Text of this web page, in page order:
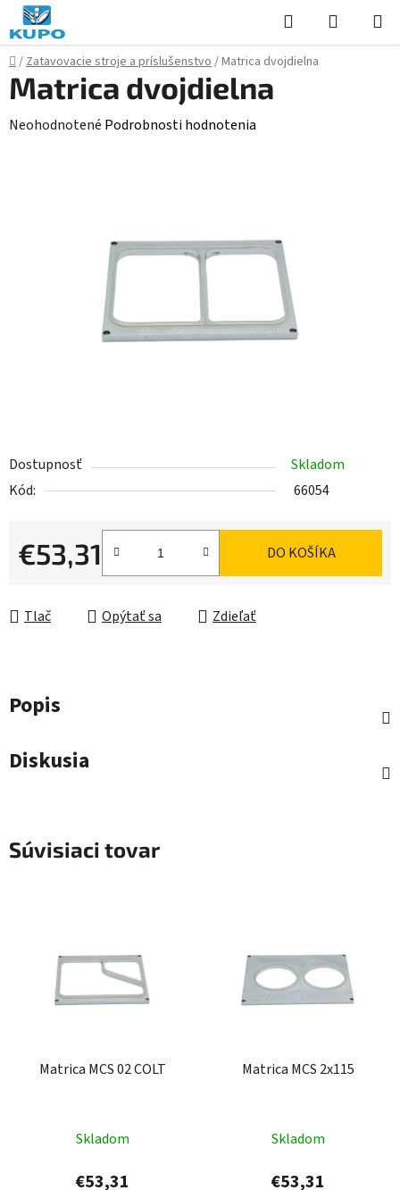
Prejsť
na
obsah
Hľadať
KOŠÍK
Domov
/Zatavovacie stroje a príslušenstvo/Matrica dvojdielna
Dostupnosť
Skladom
Kód:
66054
€53,31
Jednotková cena:
DO KOŠÍKA
Tlač Opýtať sa Zdieľať
Matrica dvojdielna
Priemerné
Neohodnotené Podrobnosti hodnotenia
Popis
Diskusia
Súvisiaci tovar
Matrica MCS 02 COLT
Skladom
€53,31
Matrica MCS 2x115
Skladom
€53,31